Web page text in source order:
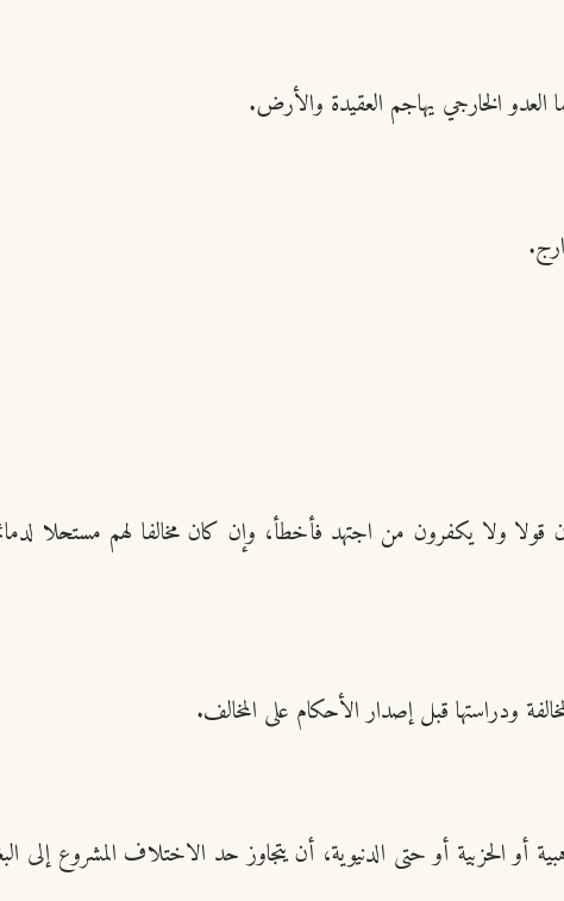
الخارجي يهاجم العقيدة والأرض.
19): (وأهل السنة لا يبتدعون قولا ولا يكفرون من اجتهد فأخطأ، وإن كان مخالفا لهم
ودراستها قبل إصدار الأحكام على المخالف.
أو الحزبية أو حتى الدنيوية، أن يتجاوز حد الاختلاف المشروع إلى